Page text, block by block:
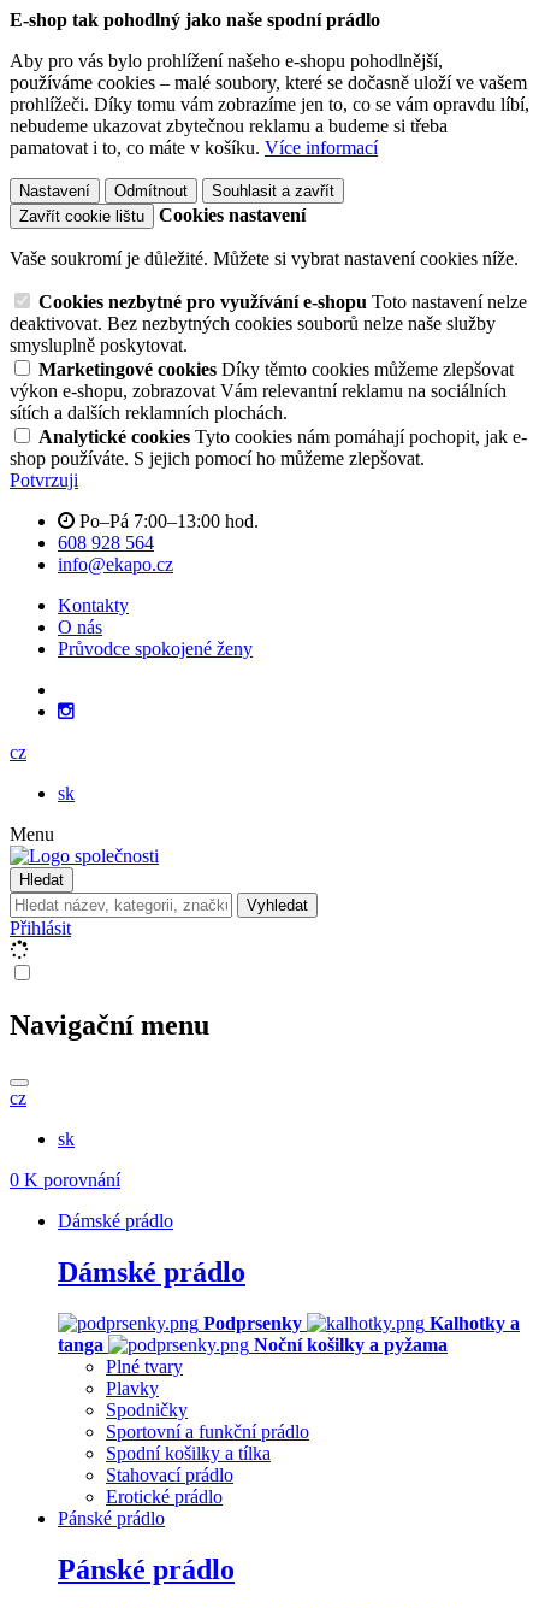
E-shop tak pohodlný jako naše spodní prádlo
Aby pro vás bylo prohlížení našeho e-shopu pohodlnější,
používáme cookies – malé soubory, které se dočasně uloží ve vašem
prohlížeči. Díky tomu vám zobrazíme jen to, co se vám opravdu líbí,
nebudeme ukazovat zbytečnou reklamu a budeme si třeba
pamatovat i to, co máte v košíku. Více informací
Nastavení Odmítnout
Souhlasit a zavřít
Zavřít cookie lištu
Cookies nastavení
Vaše soukromí je důležité. Můžete si vybrat nastavení cookies níže.
Cookies nezbytné pro využívání e-shopu Toto nastavení nelze
deaktivovat. Bez nezbytných cookies souborů nelze naše služby
smysluplně poskytovat.
Marketingové cookies Díky těmto cookies můžeme zlepšovat
výkon e-shopu, zobrazovat Vám relevantní reklamu na sociálních
sítích a dalších reklamních plochách.
Analytické cookies Tyto cookies nám pomáhají pochopit, jak e-
shop používáte. S jejich pomocí ho můžeme zlepšovat.
Potvrzuji
Po–Pá 7:00–13:00 hod.
608 928 564
info@ekapo.cz
Kontakty
O nás
Průvodce spokojené ženy
cz
sk
Menu
Hledat
Vyhledat
Přihlásit
Navigační menu
cz
sk
0 K porovnání
Dámské prádlo
Dámské prádlo
Podprsenky
Kalhotky a
tanga
Noční košilky a pyžama
Plné tvary
Plavky
Spodničky
Sportovní a funkční prádlo
Spodní košilky a tílka
Stahovací prádlo
Erotické prádlo
Pánské prádlo
Pánské prádlo